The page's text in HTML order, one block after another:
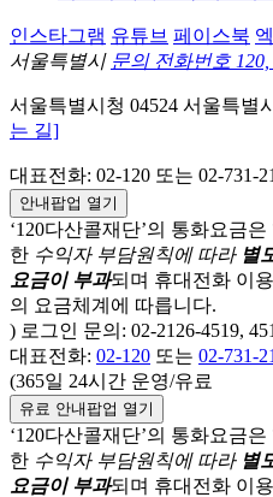
인스타그램 유튜브 페이스북
서울특별시 문의 전화번호
서울특별시청 04524 서울특별
는 길]
대표전화: 02-120 또는 02-731-
안내팝업 열기
‘120다산콜재단’의 통화요금
한 수익자 부담원칙에 따라 별
요금이 부과되며 휴대전화 이
의 요금체계에 따릅니다.
) 로그인 문의: 02-2126-4519,
대표전화: 02-120 또는 02-731-
(365일 24시간 운영/유료
유료 안내팝업 열기
‘120다산콜재단’의 통화요금
한 수익자 부담원칙에 따라 별
요금이 부과되며 휴대전화 이